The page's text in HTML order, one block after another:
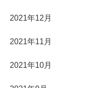
2021年12月
2021年11月
2021年10月